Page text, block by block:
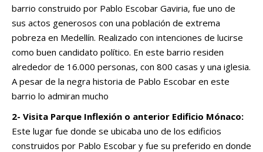
barrio construido por Pablo Escobar Gaviria, fue uno de
sus actos generosos con una población de extrema
pobreza en Medellín. Realizado con intenciones de lucirse
como buen candidato político. En este barrio residen
alrededor de 16.000 personas, con 800 casas y una iglesia.
A pesar de la negra historia de Pablo Escobar en este
barrio lo admiran mucho
2- Visita Parque Inflexión o anterior Edificio Mónaco:
Este lugar fue donde se ubicaba uno de los edificios
construidos por Pablo Escobar y fue su preferido en donde